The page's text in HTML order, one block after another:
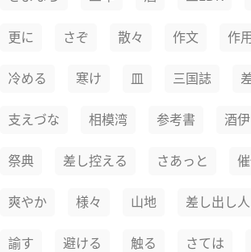
更に さぞ 散々 作文 作用
冷める 寒け 皿 三国誌
支えづな 相模湾 参考書 酒伊
祭典 差し控える さあっと
爽やか 様々 山地 差し出し人
諭す 避ける 触る さては